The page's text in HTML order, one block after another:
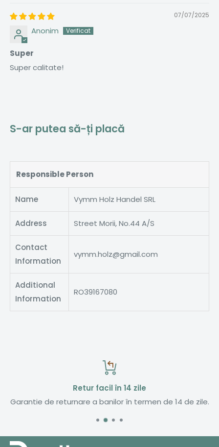
07/07/2025
Anonim
Super
Super calitate!
S-ar putea să-ți placă
Responsible Person
Name Vymm Holz Handel SRL
Address Street Morii, No.44 A/S
Contact
Information
vymm.holz@gmail.com
Additional
Information
RO39167080
Retur facil în 14 zile
Garantie de returnare a banilor în termen de 14 de zile.